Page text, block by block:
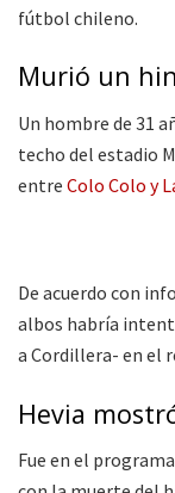
fútbol chileno.
Murió un
Un hombre de 31
techo del estadio
entre Colo Colo y
De acuerdo con
albos habría
a Cordillera- en el
Hevia
Fue en el